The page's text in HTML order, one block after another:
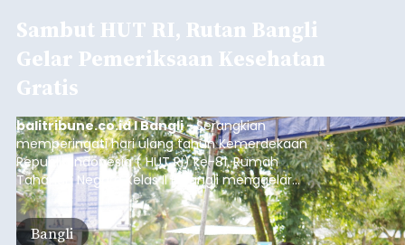
Sambut HUT RI, Rutan Bangli
Gelar Pemeriksaan Kesehatan
Gratis
balitribune.co.id I Bangli -Serangkian
memperingati hari ulang tahun Kemerdekaan
Republik Indonesia ( HUT RI) ke-81, Rumah
Tahanan Negara Kelas II B Bangli menggelar
kegiatan pemeriksaan kesehatan gratis, Rabu
(6/8/2026).
Bangli